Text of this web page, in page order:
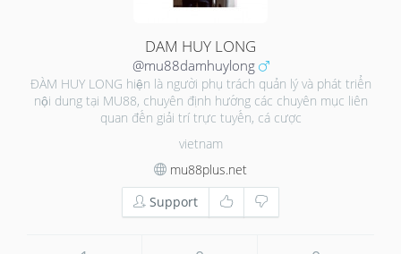
DAM HUY LONG
@mu88damhuylong
ĐÀM HUY LONG hiện là người phụ trách quản lý và phát triển
nội dung tại MU88, chuyên định hướng các chuyên mục liên
quan đến giải trí trực tuyến, cá cược
vietnam
mu88plus.net
Support